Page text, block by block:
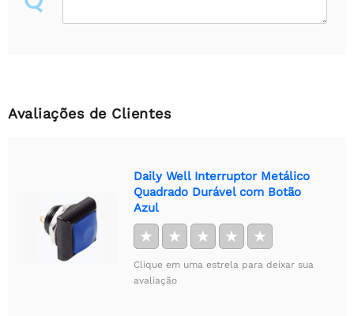
Avaliações de Clientes
Daily Well Interruptor Metálico
Quadrado Durável com Botão
Azul
★ ★ ★ ★ ★
Clique em uma estrela para deixar sua
avaliação